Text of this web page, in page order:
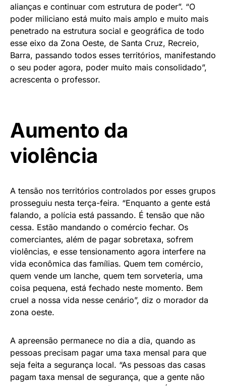
alianças e continuar com estrutura de poder”. “O
poder miliciano está muito mais amplo e muito mais
penetrado na estrutura social e geográfica de todo
esse eixo da Zona Oeste, de Santa Cruz, Recreio,
Barra, passando todos esses territórios, manifestando
o seu poder agora, poder muito mais consolidado”,
acrescenta o professor.
Aumento da
violência
A tensão nos territórios controlados por esses grupos
prosseguiu nesta terça-feira. “Enquanto a gente está
falando, a polícia está passando. É tensão que não
cessa. Estão mandando o comércio fechar. Os
comerciantes, além de pagar sobretaxa, sofrem
violências, e esse tensionamento agora interfere na
vida econômica das famílias. Quem tem comércio,
quem vende um lanche, quem tem sorveteria, uma
coisa pequena, está fechado neste momento. Bem
cruel a nossa vida nesse cenário”, diz o morador da
zona oeste.
A apreensão permanece no dia a dia, quando as
pessoas precisam pagar uma taxa mensal para que
seja feita a segurança local. “As pessoas das casas
pagam taxa mensal de segurança, que a gente não